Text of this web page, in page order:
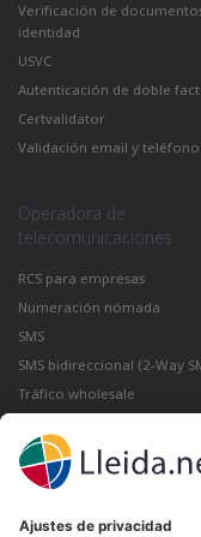
Verificación de
identidad
USVC
Autenticación de doble
Certvalidator
Validación email y teléfono
Operadora de
telecomunicaciones
RCS para empresas
Numeración nómada
SMS
SMS bidireccional (2-Way
Tráfico wholesale